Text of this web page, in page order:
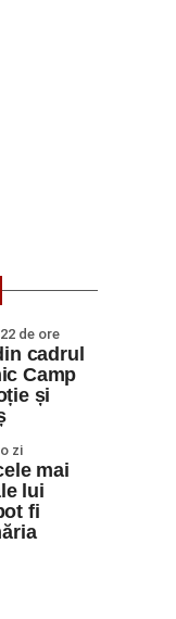
de ore
cadrul
Camp
și
zi
mai
lui
fi